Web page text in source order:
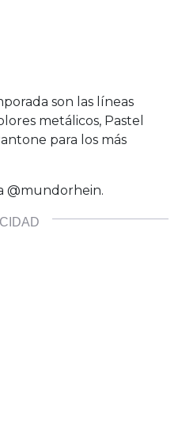
son las líneas
metálicos, Pastel
para los más
@mundorhein.